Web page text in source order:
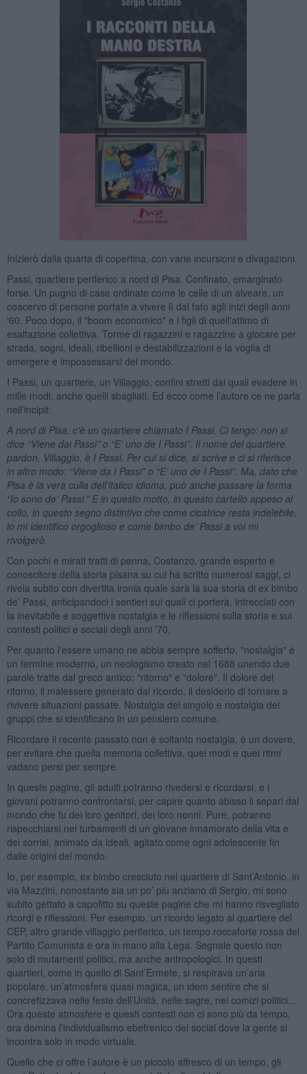
Inizierò dalla quarta di copertina, con varie incursioni e divagazioni.
Passi, quartiere periferico a nord di Pisa. Confinato, emarginato
forse. Un pugno di case ordinate come le celle di un alveare, un
coacervo di persone portate a vivere lì dal fato agli inizi degli anni
'60. Poco dopo, il "boom economico" e i figli di quell'attimo di
esaltazione collettiva. Torme di ragazzini e ragazzine a giocare per
strada, sogni, ideali, ribellioni e destabilizzazioni e la voglia di
emergere e impossessarsi del mondo.
I Passi, un quartiere, un Villaggio, confini stretti dai quali evadere in
mille modi, anche quelli sbagliati. Ed ecco come l’autore ce ne parla
nell’incipit:
A nord di Pisa, c’è un quartiere chiamato I Passi. Ci tengo: non si
dice “Viene dai Passi” o “E’ uno de I Passi”. Il nome del quartiere,
pardon, Villaggio, è I Passi. Per cui si dice, si scrive e ci si riferisce
in altro modo: “Viene da I Passi” o “E’ uno de I Passi”. Ma, dato che
Pisa è la vera culla dell’italico idioma, può anche passare la forma
“Io sono de’ Passi.” E in questo motto, in questo cartello appeso al
collo, in questo segno distintivo che come cicatrice resta indelebile,
io mi identifico orgoglioso e come bimbo de’ Passi a voi mi
rivolgerò.
Con pochi e mirati tratti di penna, Costanzo, grande esperto e
conoscitore della storia pisana su cui ha scritto numerosi saggi, ci
rivela subito con divertita ironia quale sarà la sua storia di ex bimbo
de’ Passi, anticipandoci i sentieri sui quali ci porterà, intrecciati con
la inevitabile e soggettiva nostalgia e le riflessioni sulla storia e sui
contesti politici e sociali degli anni ’70.
Per quanto l'essere umano ne abbia sempre sofferto, "nostalgia" è
un termine moderno, un neologismo creato nel 1688 unendo due
parole tratte dal greco antico: "ritorno" e "dolore". Il dolore del
ritorno, il malessere generato dal ricordo, il desiderio di tornare a
rivivere situazioni passate. Nostalgia del singolo e nostalgia dei
gruppi che si identificano in un pensiero comune.
Ricordare il recente passato non è soltanto nostalgia, è un dovere,
per evitare che quella memoria collettiva, quei modi e quei ritmi
vadano persi per sempre.
In queste pagine, gli adulti potranno rivedersi e ricordarsi, e i
giovani potranno confrontarsi, per capire quanto abisso li separi dal
mondo che fu dei loro genitori, dei loro nonni. Pure, potranno
rispecchiarsi nei turbamenti di un giovane innamorato della vita e
dei sorrisi, animato da ideali, agitato come ogni adolescente fin
dalle origini del mondo.
Io, per esempio, ex bimbo cresciuto nel quartiere di Sant’Antonio, in
via Mazzini, nonostante sia un po’ più anziano di Sergio, mi sono
subito gettato a capofitto su queste pagine che mi hanno risvegliato
ricordi e riflessioni. Per esempio, un ricordo legato al quartiere del
CEP, altro grande villaggio periferico, un tempo roccaforte rossa del
Partito Comunista e ora in mano alla Lega. Segnale questo non
solo di mutamenti politici, ma anche antropologici. In questi
quartieri, come in quello di Sant’Ermete, si respirava un’aria
popolare, un’atmosfera quasi magica, un idem sentire che si
concretizzava nelle feste dell’Unità, nelle sagre, nei comizi politici…
Ora queste atmosfere e questi contesti non ci sono più da tempo,
ora domina l’individualismo ebefrenico dei social dove la gente si
incontra solo in modo virtuale.
Quello che ci offre l’autore è un piccolo affresco di un tempo, gli